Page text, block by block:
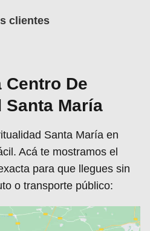
clientes
Centro De
María
Santa María en
Acá te mostramos el
para que llegues sin
o transporte público: